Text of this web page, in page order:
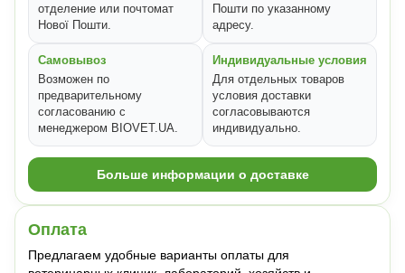
отделение или почтомат
Нової Пошти.
Пошти по указанному
адресу.
Самовывоз
Возможен по
предварительному
согласованию с
менеджером BIOVET.UA.
Индивидуальные условия
Для отдельных товаров
условия доставки
согласовываются
индивидуально.
Больше информации о доставке
Оплата
Предлагаем удобные варианты оплаты для